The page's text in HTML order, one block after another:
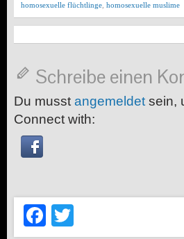
homosexuelle flüchtlinge homosexuelle muslime
Schreibe einen
Du musst angemeldet sein,
Connect with:
Facebook